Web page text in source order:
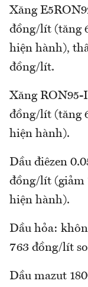
Xăng
đồng/lít (tăng
hiện hành),
đồng/lít.
Xăng
đồng/lít (tăng
hiện hành).
Dầu điêzen
đồng/lít (giảm
hiện hành).
Dầu hỏa:
763 đồng/lít
Dầu mazut